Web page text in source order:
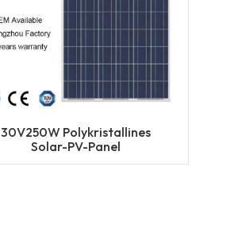
30V250W Polykristallines
Solar-PV-Panel